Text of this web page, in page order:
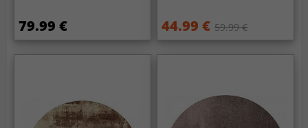
79.99 € 44.99 € 59.99 €